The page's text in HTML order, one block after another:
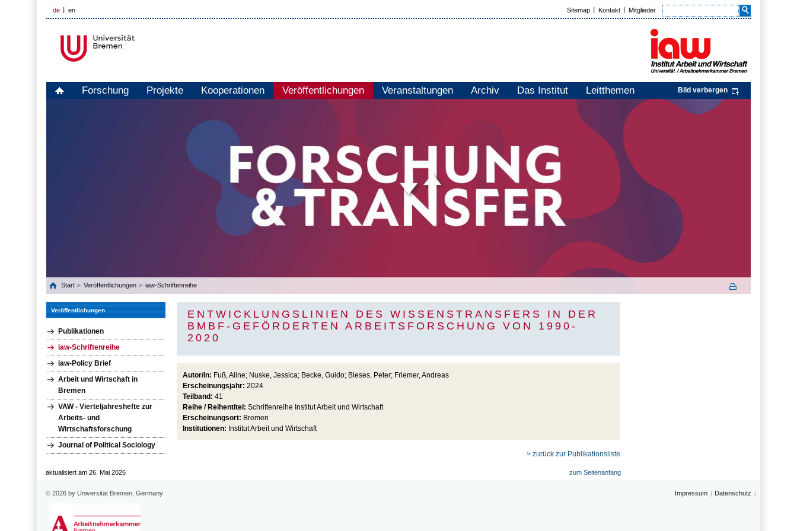
de en Sitemap Kontakt Mitglieder
Forschung Projekte Kooperationen Veröffentlichungen Veranstaltungen Archiv Das Institut Leitthemen Bild verbergen
Start Veröffentlichungen iaw-Schriftenreihe
Veröffentlichungen
Publikationen
iaw-Schriftenreihe
iaw-Policy Brief
Arbeit und Wirtschaft in
Bremen
VAW - Vierteljahreshefte zur
Arbeits- und
Wirtschaftsforschung
Journal of Political Sociology
ENTWICKLUNGSLINIEN DES WISSENSTRANSFERS IN DER
BMBF-GEFÖRDERTEN ARBEITSFORSCHUNG VON 1990-
2020
Autor/in: Fuß, Aline; Nuske, Jessica; Becke, Guido; Bleses, Peter; Friemer, Andreas
Erscheinungsjahr: 2024
Teilband: 41
Reihe / Reihentitel: Schriftenreihe Institut Arbeit und Wirtschaft
Erscheinungsort: Bremen
Institutionen: Institut Arbeit und Wirtschaft
> zurück zur Publikationsliste
aktualisiert am 26. Mai 2026 zum Seitenanfang
© 2026 by Universität Bremen, Germany Impressum Datenschutz